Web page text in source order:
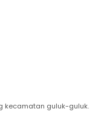
kecamatan guluk-guluk.